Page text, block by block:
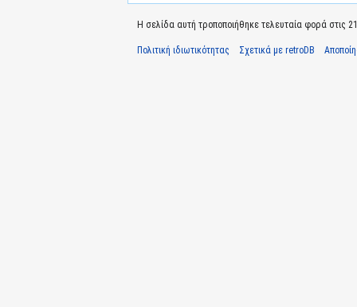
Η σελίδα αυτή τροποποιήθηκε τελευταία φορά στις 21
Πολιτική ιδιωτικότητας Σχετικά με retroDB